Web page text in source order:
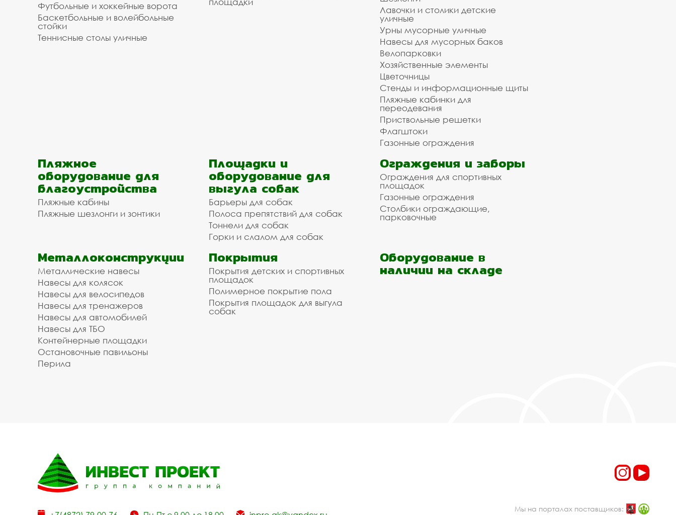
Футбольные и хоккейные ворота
Баскетбольные и волейбольные
стойки
Теннисные столы уличные
Лавочки и столики детские
уличные
Урны мусорные уличные
Навесы для мусорных баков
Велопарковки
Хозяйственные элементы
Цветочницы
Стенды и информационные щиты
Пляжные кабинки для
переодевания
Приствольные решетки
Флагштоки
Газонные ограждения
Пляжное
оборудование для
благоустройства
Пляжные кабины
Пляжные шезлонги и зонтики
Площадки и
оборудование для
выгула собак
Барьеры для собак
Полоса препятствий для собак
Тоннели для собак
Горки и слалом для собак
Ограждения и заборы
Ограждения для спортивных
площадок
Газонные ограждения
Столбики ограждающие,
парковочные
Металлоконструкции
Металлические навесы
Навесы для колясок
Навесы для велосипедов
Навесы для тренажеров
Навесы для автомобилей
Навесы для ТБО
Контейнерные площадки
Остановочные павильоны
Перила
Покрытия
Покрытия детских и спортивных
площадок
Полимерное покрытие пола
Покрытия площадок для выгула
собак
Оборудование в
наличии на складе
Мы на порталах поставщиков: